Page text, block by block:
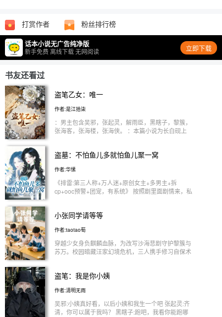
打赏作者 粉丝排行榜
话本小说无广告纯净版
新手免费 离线下载 无网阅读 立即下载
书友还看过
盗笔乙女：唯一
作者:是江拾柒
：男主包含吴邪，张起灵，解雨臣，黑瞎子，黎簇，
张海客，张海楼，张海侠。 ：本篇小说为长白砚上
宝。（可自行代入读者自己，也可以代入砚秋。）
盗墓：不怕鱼儿多就怕鱼儿聚一窝
作者:华愫
《排雷:第三人称+万人迷+原创女主+多男主+拆
cp+ooc预警+团宠，有系统》 按照剧里面剧情来，私
无父母庇护的小孤儿，却因为众人都未知的原因，在
友。 与心爱之人大婚，这本该是做值得高兴的事
情，可这也是她一切计划的开始。 ....... 张海客“迟来
许久的洞房花烛，夫人应该怎么补偿我？” ......... 张海
“你就不能将你的眼神从小哥身上分我一点，喜欢我
的忠兴，拥护，信仰，我只是想要你喜欢我多一点而
已，以前你说过会一直陪在我身边的。 ....... 黑瞎子
“你百岁，我百岁，我们天生是一对，你痴呆，我眼
小张同学请等等
作者:taotao萄
穿越少女身负麒麟血脉，为改写沙海悲剧守护黎簇与
苏万。校园暗藏汪家幻境危机，三人携手修习自保术
盗笔：我是你小姨
作者:清明无雨
吴邪:小姨真好看，以后小姨和我生一个吧 张起灵:齐
清，你可以属于我吗？ 黑瞎子:跑吧，我看你能跑哪